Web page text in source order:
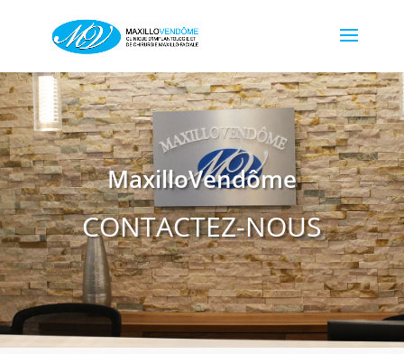
MaxilloVendôme
CONTACTEZ-NOUS